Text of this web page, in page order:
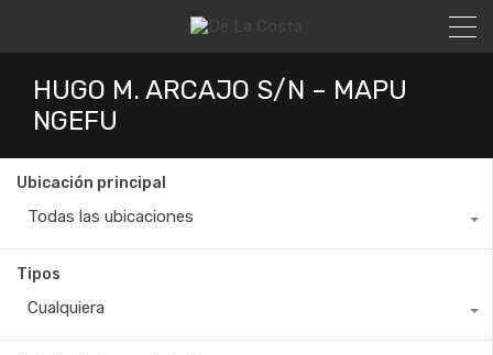
HUGO M. ARCAJO S/N – MAPU
NGEFU
Ubicación principal
Todas las ubicaciones
Tipos
Cualquiera